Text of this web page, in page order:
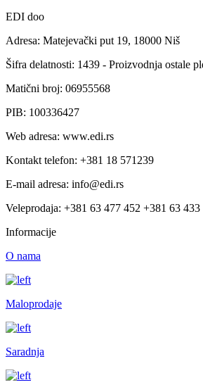
EDI doo
Adresa: Matejevački put 19, 18000 Niš
Šifra delatnosti: 1439 - Proizvodnja ostale
Matični broj: 06955568
PIB: 100336427
Web adresa: www.edi.rs
Kontakt telefon: +381 18 571239
E-mail adresa: info@edi.rs
Veleprodaja: +381 63 477 452 +381 63 433
Informacije
O nama
Maloprodaje
Saradnja